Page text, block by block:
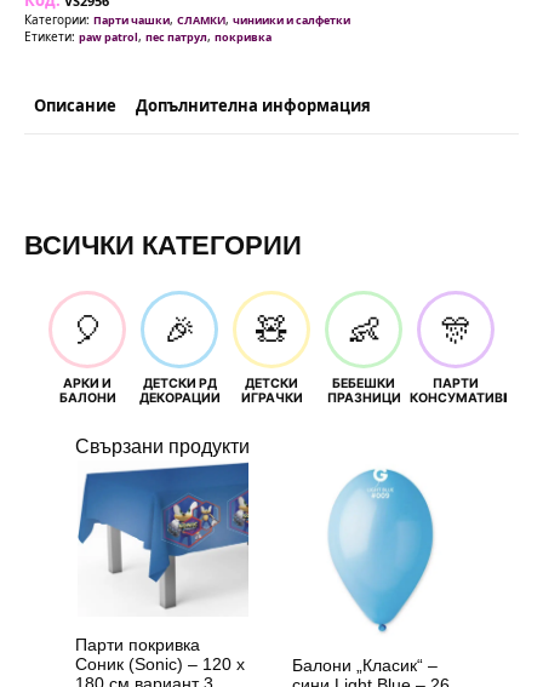
Paw
Patrol)
180
см
Категории: Парти чашки, СЛАМКИ, чиниики и салфетки
Етикети: paw patrol, пес патрул, покривка
Описание Допълнителна информация
ВСИЧКИ КАТЕГОРИИ
🎈
АРКИ И
БАЛОНИ
🎉
ДЕТСКИ РД
ДЕКОРАЦИИ
🧸
ДЕТСКИ
ИГРАЧКИ
👶
БЕБЕШКИ
ПРАЗНИЦИ
🎊
ПАРТИ
КОНСУМАТИВИ
Свързани продукти
Парти покривка
Соник (Sonic) – 120 х
180 см вариант 3
Балони „Класик“ –